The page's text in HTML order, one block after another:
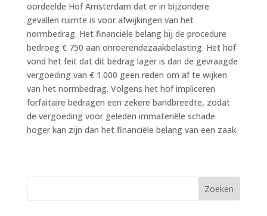
oordeelde Hof Amsterdam dat er in bijzondere
gevallen ruimte is voor afwijkingen van het
normbedrag. Het financiële belang bij de procedure
bedroeg € 750 aan onroerendezaakbelasting. Het hof
vond het feit dat dit bedrag lager is dan de gevraagde
vergoeding van € 1.000 geen reden om af te wijken
van het normbedrag. Volgens het hof impliceren
forfaitaire bedragen een zekere bandbreedte, zodat
de vergoeding voor geleden immateriële schade
hoger kan zijn dan het financiële belang van een zaak.